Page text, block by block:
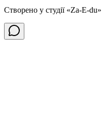
Створено у студії«Za-E-du»